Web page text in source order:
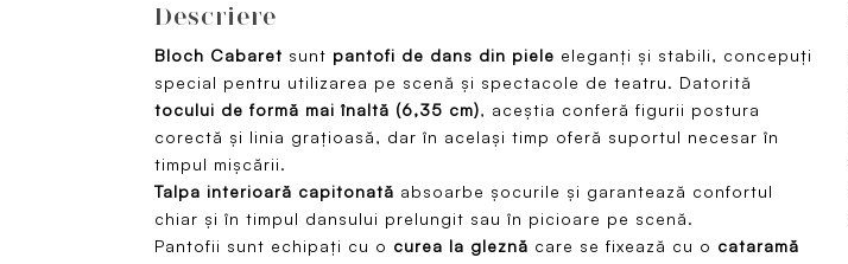
Descriere
Bloch Cabaret sunt pantofi de dans din piele eleganți și stabili, concepuți
special pentru utilizarea pe scenă și spectacole de teatru. Datorită
tocului de formă mai înaltă (6,35 cm), aceștia conferă figurii postura
corectă și linia grațioasă, dar în același timp oferă suportul necesar în
timpul mișcării.
Talpa interioară capitonată absoarbe șocurile și garantează confortul
chiar și în timpul dansului prelungit sau în picioare pe scenă.
Pantofii sunt echipați cu o curea la gleznă care se fixează cu o cataramă